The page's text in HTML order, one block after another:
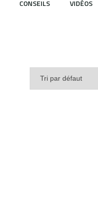
CONSEILS VIDÉOS